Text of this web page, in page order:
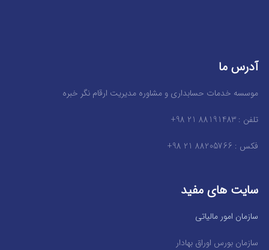
آدرس ما
موسسه خدمات حسابداری و مشاوره مدیریت ارقام نگر خبره
تلفن : 88191483 21 98+
فکس : 88205766 21 98+
سایت های مفید
سازمان امور مالیاتی
سازمان بورس اوراق بهادار